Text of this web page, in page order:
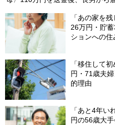
「あの家を
26万円・貯
ションへの住
「移住して
円・71歳夫
的理由
「あと4年
円の56歳大